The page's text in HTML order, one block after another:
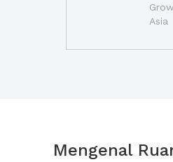
Asia
Mengenal